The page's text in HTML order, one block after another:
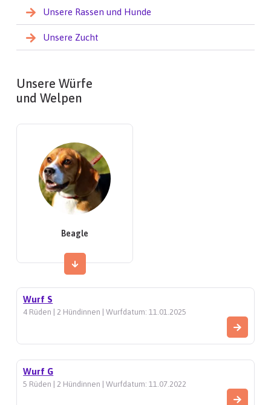
Unsere Rassen und Hunde
Unsere Zucht
Unsere Würfe
und Welpen
Beagle
Wurf S
4 Rüden | 2 Hündinnen | Wurfdatum: 11.01.2025
Wurf G
5 Rüden | 2 Hündinnen | Wurfdatum: 11.07.2022